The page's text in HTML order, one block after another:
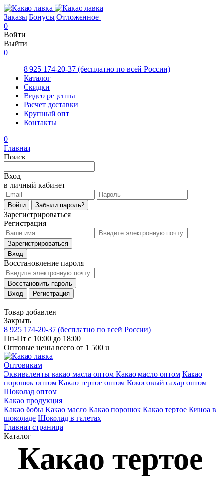
Заказы Бонусы Отложенное
0
Войти
Выйти
0
8 925 174-20-37 (бесплатно по всей России)
Каталог
Скидки
Видео рецепты
Расчет доставки
Крупный опт
Контакты
0
Главная
Поиск
Вход
в личный кабинет
Войти Забыли пароль?
Зарегистрироваться
Регистрация
Зарегистрироваться
Вход
Восстановление пароля
Восстановить пароль
Вход
Регистрация
Товар добавлен
Закрыть
8 925 174-20-37 (бесплатно по всей России)
Пн-Пт с 10:00 до 18:00
Оптовые цены всего от 1 500 u
Оптовикам
Эквиваленты какао масла оптом Какао масло оптом Какао
порошок оптом Какао тертое оптом Кокосовый сахар оптом
Шоколад оптом
Какао продукция
Какао бобы Какао масло Какао порошок Какао тертое Киноа в
шоколаде Шоколад в галетах
Главная страница
Каталог
Какао тертое